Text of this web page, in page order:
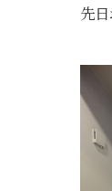
先